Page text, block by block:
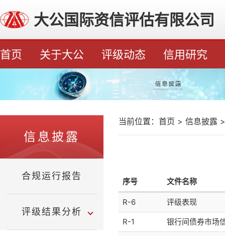
大公国际资信评估有限公司
首页 关于大公 评级动态 信用研究
信息披露
合规运行报告
评级结果分析
当前位置： 首页 > 信息披露
序号 文件名称
R-6 评级表现
R-1 银行间债券市场